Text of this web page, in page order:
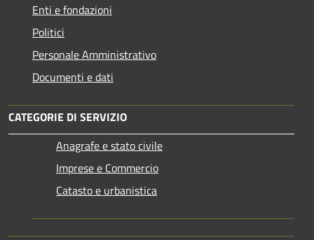
Enti e fondazioni
Politici
Personale Amministrativo
Documenti e dati
CATEGORIE DI SERVIZIO
Anagrafe e stato civile
Imprese e Commercio
Catasto e urbanistica